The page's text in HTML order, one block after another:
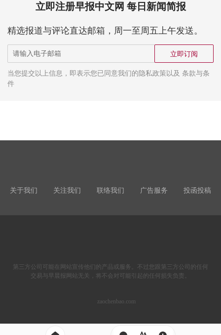
立即注册早报中文网 每日新闻简报
精选报道与评论直达邮箱，周一至周五上午发送。
立即订阅
当您提交以上信息，即表示您已同意我们的隐私政策以及 条款与条
件
关于我们 关注我们 联络我们 广告服务 投函投稿
第三方公司可能在网站宣传他们的产品或服务。不过您跟第三方公司的任何
交易与早晨报网站无关，将不会对可能引起的任何损失负责。
zaochenbao.com